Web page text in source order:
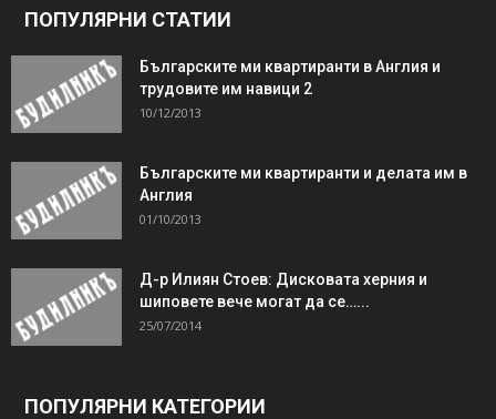
ПОПУЛЯРНИ СТАТИИ
Българските ми квартиранти в Англия и
трудовите им навици 2
10/12/2013
Българските ми квартиранти и делата им в
Англия
01/10/2013
Д-р Илиян Стоев: Дисковата херния и
шиповете вече могат да се…...
25/07/2014
ПОПУЛЯРНИ КАТЕГОРИИ